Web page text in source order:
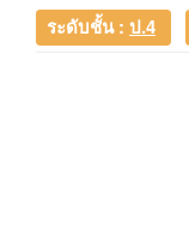
ระดับชั้น : ป.4